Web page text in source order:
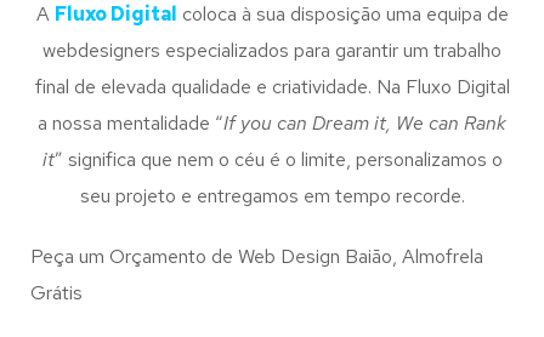
A Fluxo Digital coloca à sua disposição uma equipa de
webdesigners especializados para garantir um trabalho
final de elevada qualidade e criatividade. Na Fluxo Digital
a nossa mentalidade “If you can Dream it, We can Rank
it” significa que nem o céu é o limite, personalizamos o
seu projeto e entregamos em tempo recorde.
Peça um Orçamento de Web Design Baião, Almofrela
Grátis